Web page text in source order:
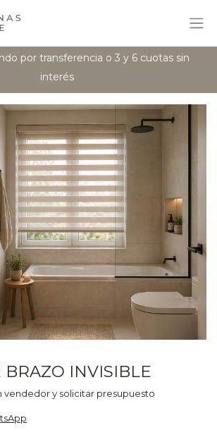
por transferencia o 3 y 6 cuotas sin
interés
INVISIBLE
vendedor y solicitar presupuesto